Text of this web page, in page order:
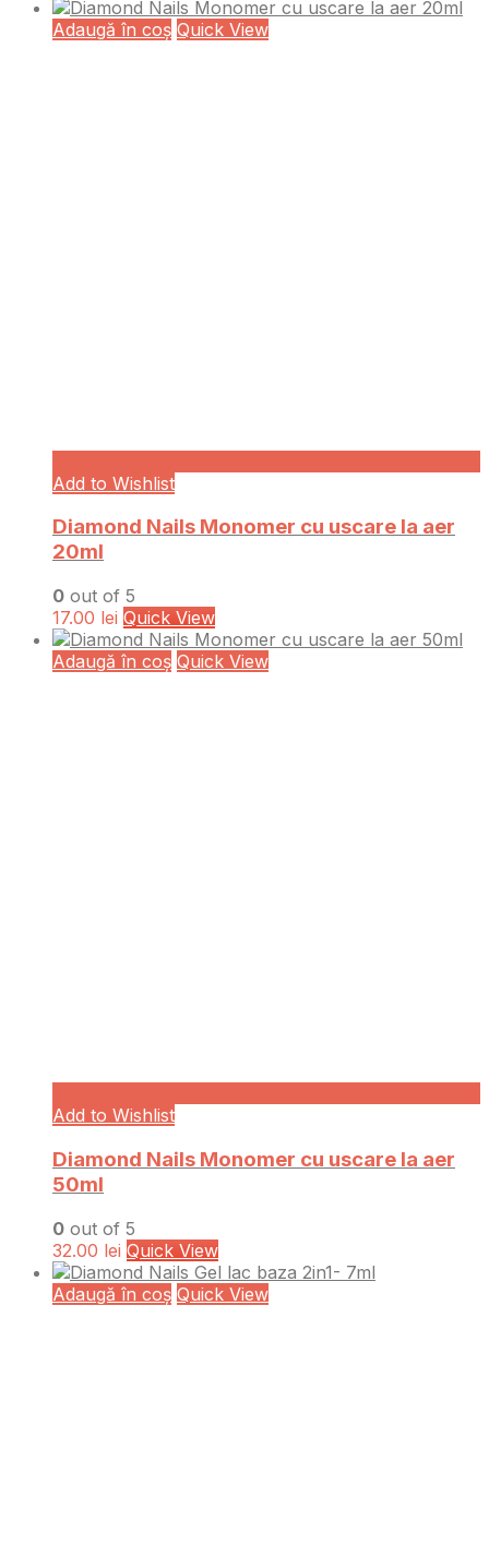
Adaugă în coș Quick View
Add to Wishlist
Diamond Nails Monomer cu uscare la aer
20ml
0 out of 5
17.00 lei Quick View
Adaugă în coș Quick View
Add to Wishlist
Diamond Nails Monomer cu uscare la aer
50ml
0 out of 5
32.00 lei Quick View
Adaugă în coș Quick View